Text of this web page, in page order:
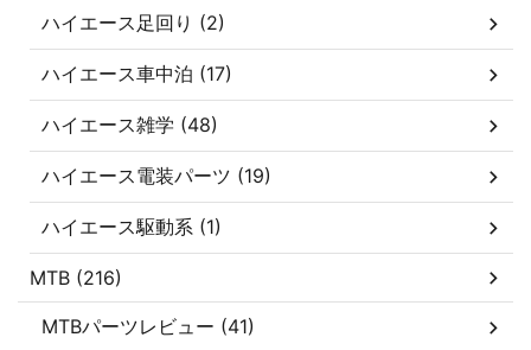
ハイエース足回り (2)
ハイエース車中泊 (17)
ハイエース雑学 (48)
ハイエース電装パーツ (19)
ハイエース駆動系 (1)
MTB (216)
MTBパーツレビュー (41)